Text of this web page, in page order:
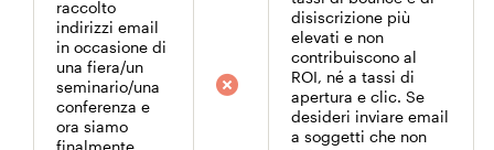
raccolto
indirizzi email
in occasione di
una fiera/un
seminario/una
conferenza e
ora siamo
finalmente
disiscrizione più
elevati e non
contribuiscono al
ROI, né a tassi di
apertura e clic. Se
desideri inviare email
a soggetti che non